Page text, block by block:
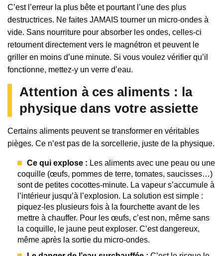
C’est l’erreur la plus bête et pourtant l’une des plus
destructrices. Ne faites JAMAIS tourner un micro-ondes à
vide. Sans nourriture pour absorber les ondes, celles-ci
retournent directement vers le magnétron et peuvent le
griller en moins d’une minute. Si vous voulez vérifier qu’il
fonctionne, mettez-y un verre d’eau.
Attention à ces aliments : la
physique dans votre assiette
Certains aliments peuvent se transformer en véritables
pièges. Ce n’est pas de la sorcellerie, juste de la physique.
Ce qui explose : Les aliments avec une peau ou une
coquille (œufs, pommes de terre, tomates, saucisses…)
sont de petites cocottes-minute. La vapeur s’accumule à
l’intérieur jusqu’à l’explosion. La solution est simple :
piquez-les plusieurs fois à la fourchette avant de les
mettre à chauffer. Pour les œufs, c’est non, même sans
la coquille, le jaune peut exploser. C’est dangereux,
même après la sortie du micro-ondes.